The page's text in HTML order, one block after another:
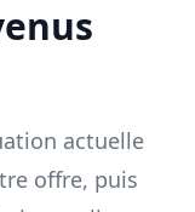
actuelle
offre, puis